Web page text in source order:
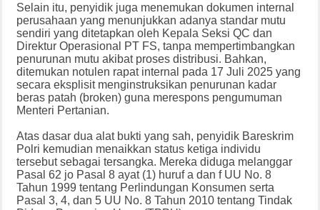
Selain itu, penyidik juga menemukan dokumen internal
perusahaan yang menunjukkan adanya standar mutu
sendiri yang ditetapkan oleh Kepala Seksi QC dan
Direktur Operasional PT FS, tanpa mempertimbangkan
penurunan mutu akibat proses distribusi. Bahkan,
ditemukan notulen rapat internal pada 17 Juli 2025 yang
secara eksplisit menginstruksikan penurunan kadar
beras patah (broken) guna merespons pengumuman
Menteri Pertanian.
Atas dasar dua alat bukti yang sah, penyidik Bareskrim
Polri kemudian menaikkan status ketiga individu
tersebut sebagai tersangka. Mereka diduga melanggar
Pasal 62 jo Pasal 8 ayat (1) huruf a dan f UU No. 8
Tahun 1999 tentang Perlindungan Konsumen serta
Pasal 3, 4, dan 5 UU No. 8 Tahun 2010 tentang Tindak